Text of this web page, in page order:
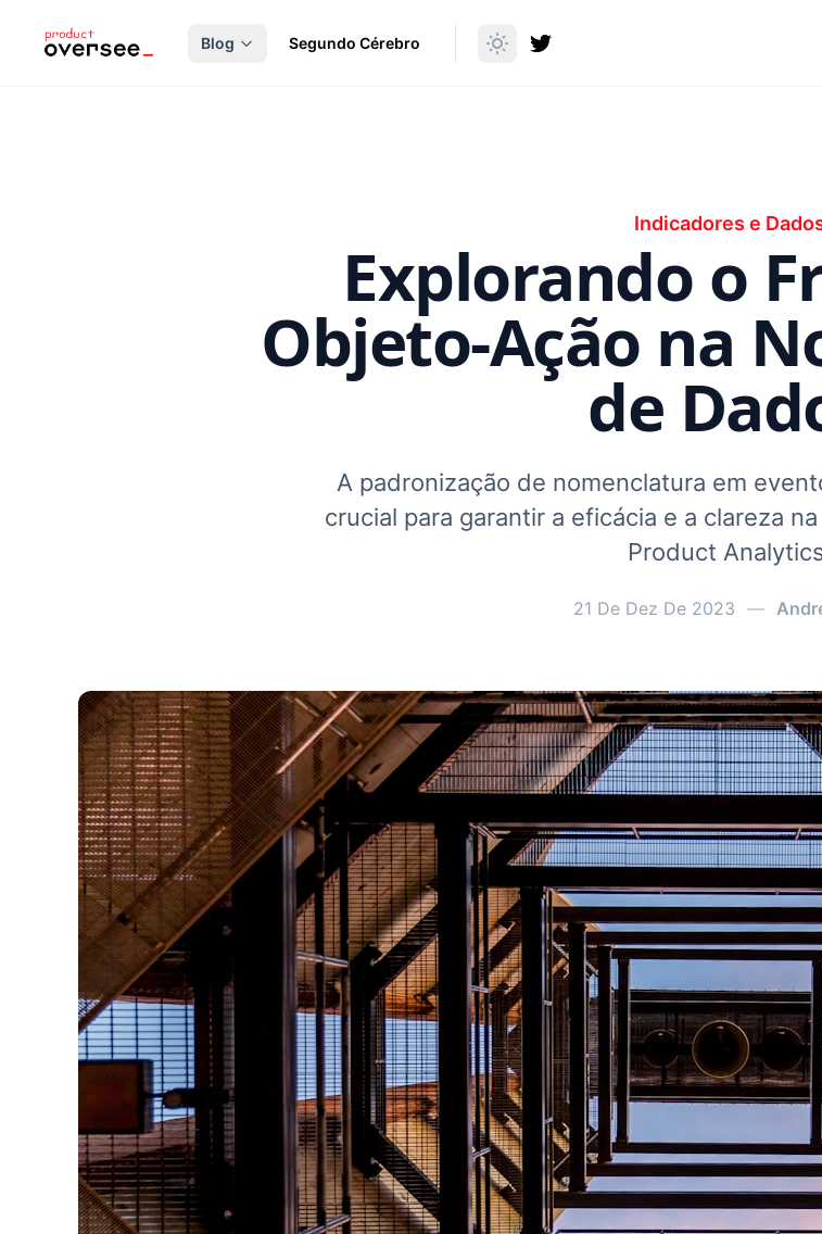
principal
Blog
Segundo Cérebro
Indicadores e
Explorando o
Objeto-Ação na
de
A padronização de nomenclatura em
crucial para garantir a eficácia e a clareza
Product
21 De Dez De 2023 —